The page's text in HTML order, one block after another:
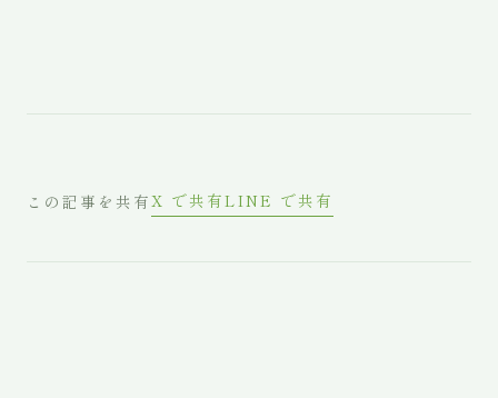
この記事を共有X で共有LINE で共有